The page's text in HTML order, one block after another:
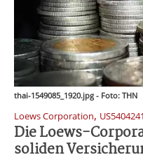
thai-1549085_1920.jpg - Foto: THN
Loews Corporation,
Die Loews-
soliden